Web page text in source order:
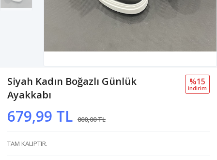
Siyah Kadın Boğazlı Günlük
Ayakkabı
679,99 TL 800,00 TL
%15
i̇ndi̇ri̇m
TAM KALIPTIR.